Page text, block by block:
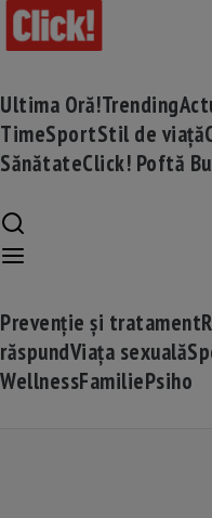
Ultima Oră!Trending
TimeSportStil de viață
SănătateClick! Poftă
Prevenție și tratament
răspundViața sexuală
WellnessFamiliePsiho